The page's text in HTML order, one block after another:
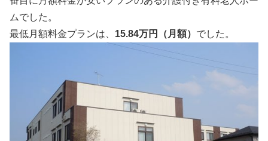
ムでした。
最低月額料金プランは、 15.84万円（月額） でした。